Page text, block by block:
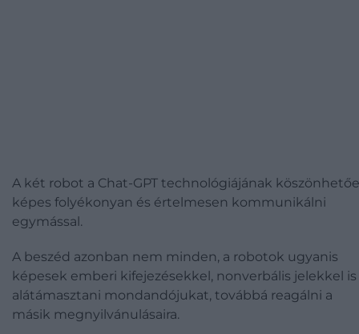
A két robot a Chat-GPT technológiájának
képes folyékonyan és értelmesen kommunikálni
egymással.
A beszéd azonban nem minden, a robotok ugyanis
képesek emberi kifejezésekkel, nonverbális jelekkel is
alátámasztani mondandójukat, továbbá reagálni a
másik megnyilvánulásaira.